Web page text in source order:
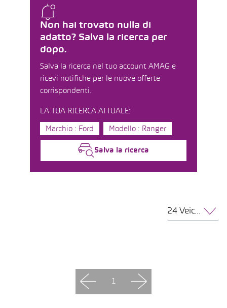
Non hai trovato nulla di
adatto? Salva la ricerca per
dopo.
Salva la ricerca nel tuo account AMAG e
ricevi notifiche per le nuove offerte
corrispondenti.
LA TUA RICERCA ATTUALE:
Marchio : Ford Modello : Ranger
Salva la ricerca
24 Veicoli per pagina
1